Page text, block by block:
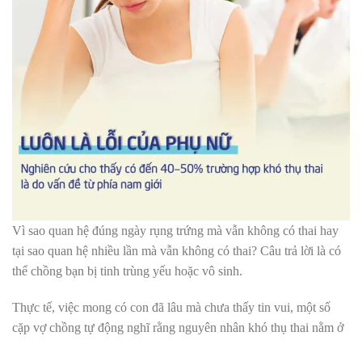
Vì sao quan hệ đúng ngày rụng trứng mà vẫn không có thai hay
tại sao quan hệ nhiều lần mà vẫn không có thai? Câu trả lời là có
thể chồng bạn bị tinh trùng yếu hoặc vô sinh.
Thực tế, việc mong có con đã lâu mà chưa thấy tin vui, một số
cặp vợ chồng tự động nghĩ rằng nguyên nhân khó thụ thai nằm ở